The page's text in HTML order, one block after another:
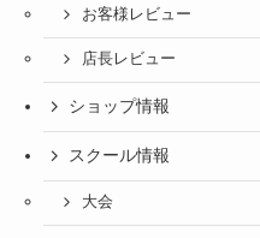
お客様レビュー
店長レビュー
ショップ情報
スクール情報
大会